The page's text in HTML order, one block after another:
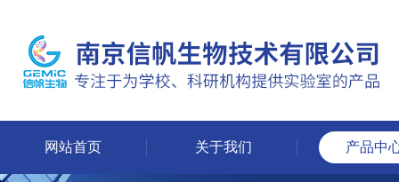
网站首页 关于我们 产品中